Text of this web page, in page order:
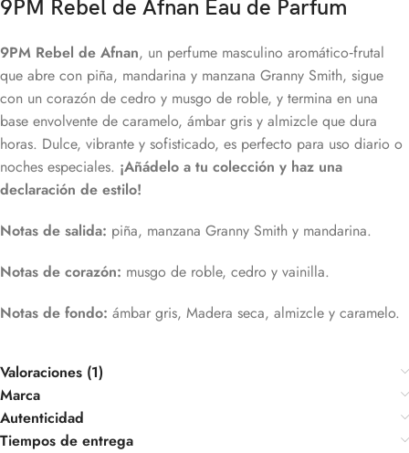
9PM Rebel de Afnan Eau de Parfum
9PM Rebel de Afnan, un perfume masculino aromático‑frutal
que abre con piña, mandarina y manzana Granny Smith, sigue
con un corazón de cedro y musgo de roble, y termina en una
base envolvente de caramelo, ámbar gris y almizcle que dura
horas. Dulce, vibrante y sofisticado, es perfecto para uso diario o
noches especiales. ¡Añádelo a tu colección y haz una
declaración de estilo!
Notas de salida: piña, manzana Granny Smith y mandarina.
Notas de corazón: musgo de roble, cedro y vainilla.
Notas de fondo: ámbar gris, Madera seca, almizcle y caramelo.
Valoraciones (1)
Marca
Autenticidad
Tiempos de entrega